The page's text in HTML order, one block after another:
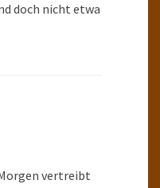
doch nicht etwa
vertreibt